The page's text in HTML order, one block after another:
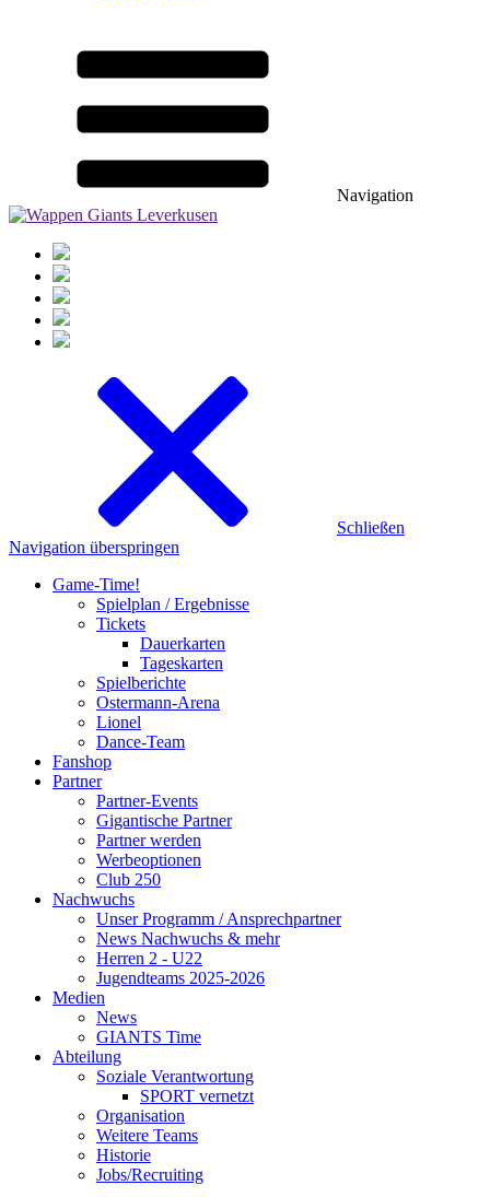
Navigation
Schließen
Navigation überspringen
Game-Time!
Spielplan / Ergebnisse
Tickets
Dauerkarten
Tageskarten
Spielberichte
Ostermann-Arena
Lionel
Dance-Team
Fanshop
Partner
Partner-Events
Gigantische Partner
Partner werden
Werbeoptionen
Club 250
Nachwuchs
Unser Programm / Ansprechpartner
News Nachwuchs & mehr
Herren 2 - U22
Jugendteams 2025-2026
Medien
News
GIANTS Time
Abteilung
Soziale Verantwortung
SPORT vernetzt
Organisation
Weitere Teams
Historie
Jobs/Recruiting